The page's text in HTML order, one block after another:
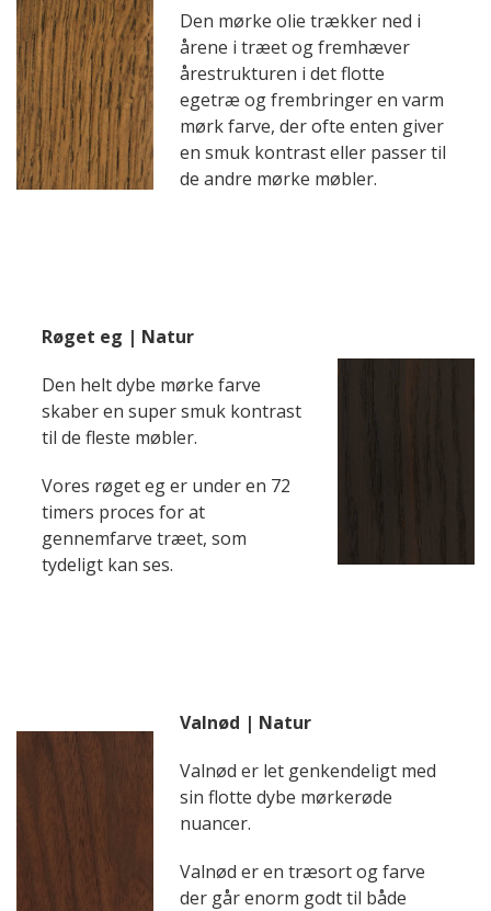
Den mørke olie trækker ned i
årene i træet og fremhæver
årestrukturen i det flotte
egetræ og frembringer en varm
mørk farve, der ofte enten giver
en smuk kontrast eller passer til
de andre mørke møbler.
Røget eg | Natur
Den helt dybe mørke farve
skaber en super smuk kontrast
til de fleste møbler.
Vores røget eg er under en 72
timers proces for at
gennemfarve træet, som
tydeligt kan ses.
Valnød | Natur
Valnød er let genkendeligt med
sin flotte dybe mørkerøde
nuancer.
Valnød er en træsort og farve
der går enorm godt til både